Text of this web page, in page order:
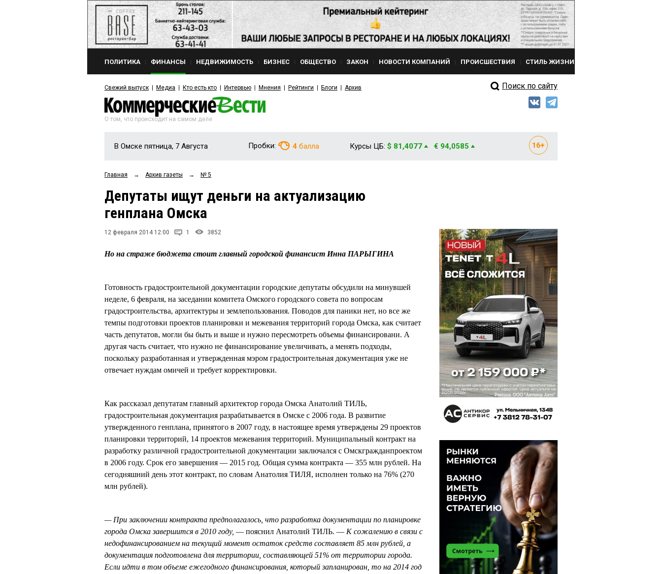
ПОЛИТИКА ФИНАНСЫ НЕДВИЖИМОСТЬ БИЗНЕС ОБЩЕСТВО ЗАКОН НОВОСТИ КОМПАНИЙ ПРОИСШЕСТВИЯ СТИЛЬ ЖИЗНИ
Свежий выпуск Медиа Кто есть кто Интервью Мнения Рейтинги Блоги Архив Поиск по сайту
О том, что происходит на самом деле
В Омске пятница, 7 Августа Пробки: 4 балла Курсы ЦБ: $ 81,4077 € 94,0585
Главная → Архив газеты → № 5
Депутаты ищут деньги на актуализацию
генплана Омска
12 февраля 2014 12:00 1 3852
Но на страже бюджета стоит главный городской финансист Инна ПАРЫГИНА
Готовность градостроительной документации городские депутаты обсудили на минувшей
неделе, 6 февраля, на заседании комитета Омского городского совета по вопросам
градостроительства, архитектуры и землепользования. Поводов для паники нет, но все же
темпы подготовки проектов планировки и межевания территорий города Омска, как считает
часть депутатов, могли бы быть и выше и нужно пересмотреть объемы финансировани. А
другая часть считает, что нужно не финансирование увеличивать, а менять подходы,
поскольку разработанная и утвержденная мэром градостроительная документация уже не
отвечает нуждам омичей и требует корректировки.
Как рассказал депутатам главный архитектор города Омска Анатолий ТИЛЬ,
градостроительная документация разрабатывается в Омске с 2006 года. В развитие
утвержденного генплана, принятого в 2007 году, в настоящее время утверждены 29 проектов
планировки территорий, 14 проектов межевания территорий. Муниципальный контракт на
разработку различной градостроительной документации заключался с Омскгражданпроектом
в 2006 году. Срок его завершения — 2015 год. Общая сумма контракта — 355 млн рублей. На
сегодняшний день этот контракт, по словам Анатолия ТИЛЯ, исполнен только на 76% (270
млн рублей).
— При заключении контракта предполагалось, что разработка документации по планировке
города Омска завершится в 2010 году, — пояснил Анатолий ТИЛЬ. — К сожалению в связи с
недофинансированием на текущий момент остаток средств составляет 85 млн рублей, а
документация подготовлена для территории, составляющей 51% от территории города.
Если идти в том объеме ежегодного финансирования, который запланирован, то на 2014 год